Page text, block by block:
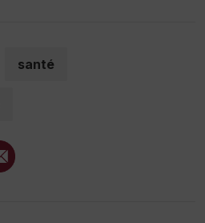
santé